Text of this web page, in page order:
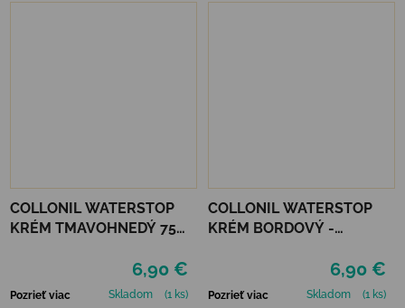
COLLONIL WATERSTOP
KRÉM TMAVOHNEDÝ 75
6,90 €
Pozrieť viac Skladom (1 ks)
COLLONIL WATERSTOP
KRÉM BORDOVÝ -
6,90 €
Pozrieť viac Skladom (1 ks)